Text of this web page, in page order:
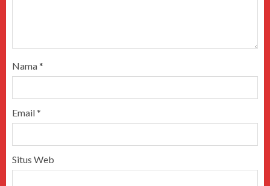
Nama*
Email*
Situs Web